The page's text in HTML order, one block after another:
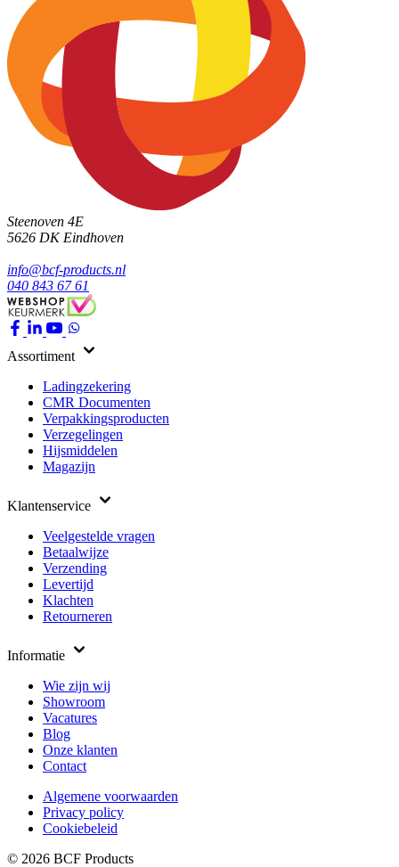
Steenoven 4E
5626 DK Eindhoven
info@bcf-products.nl
040 843 67 61
Assortiment
Ladingzekering
CMR Documenten
Verpakkingsproducten
Verzegelingen
Hijsmiddelen
Magazijn
Klantenservice
Veelgestelde vragen
Betaalwijze
Verzending
Levertijd
Klachten
Retourneren
Informatie
Wie zijn wij
Showroom
Vacatures
Blog
Onze klanten
Contact
Algemene voorwaarden
Privacy policy
Cookiebeleid
© 2026 BCF Products